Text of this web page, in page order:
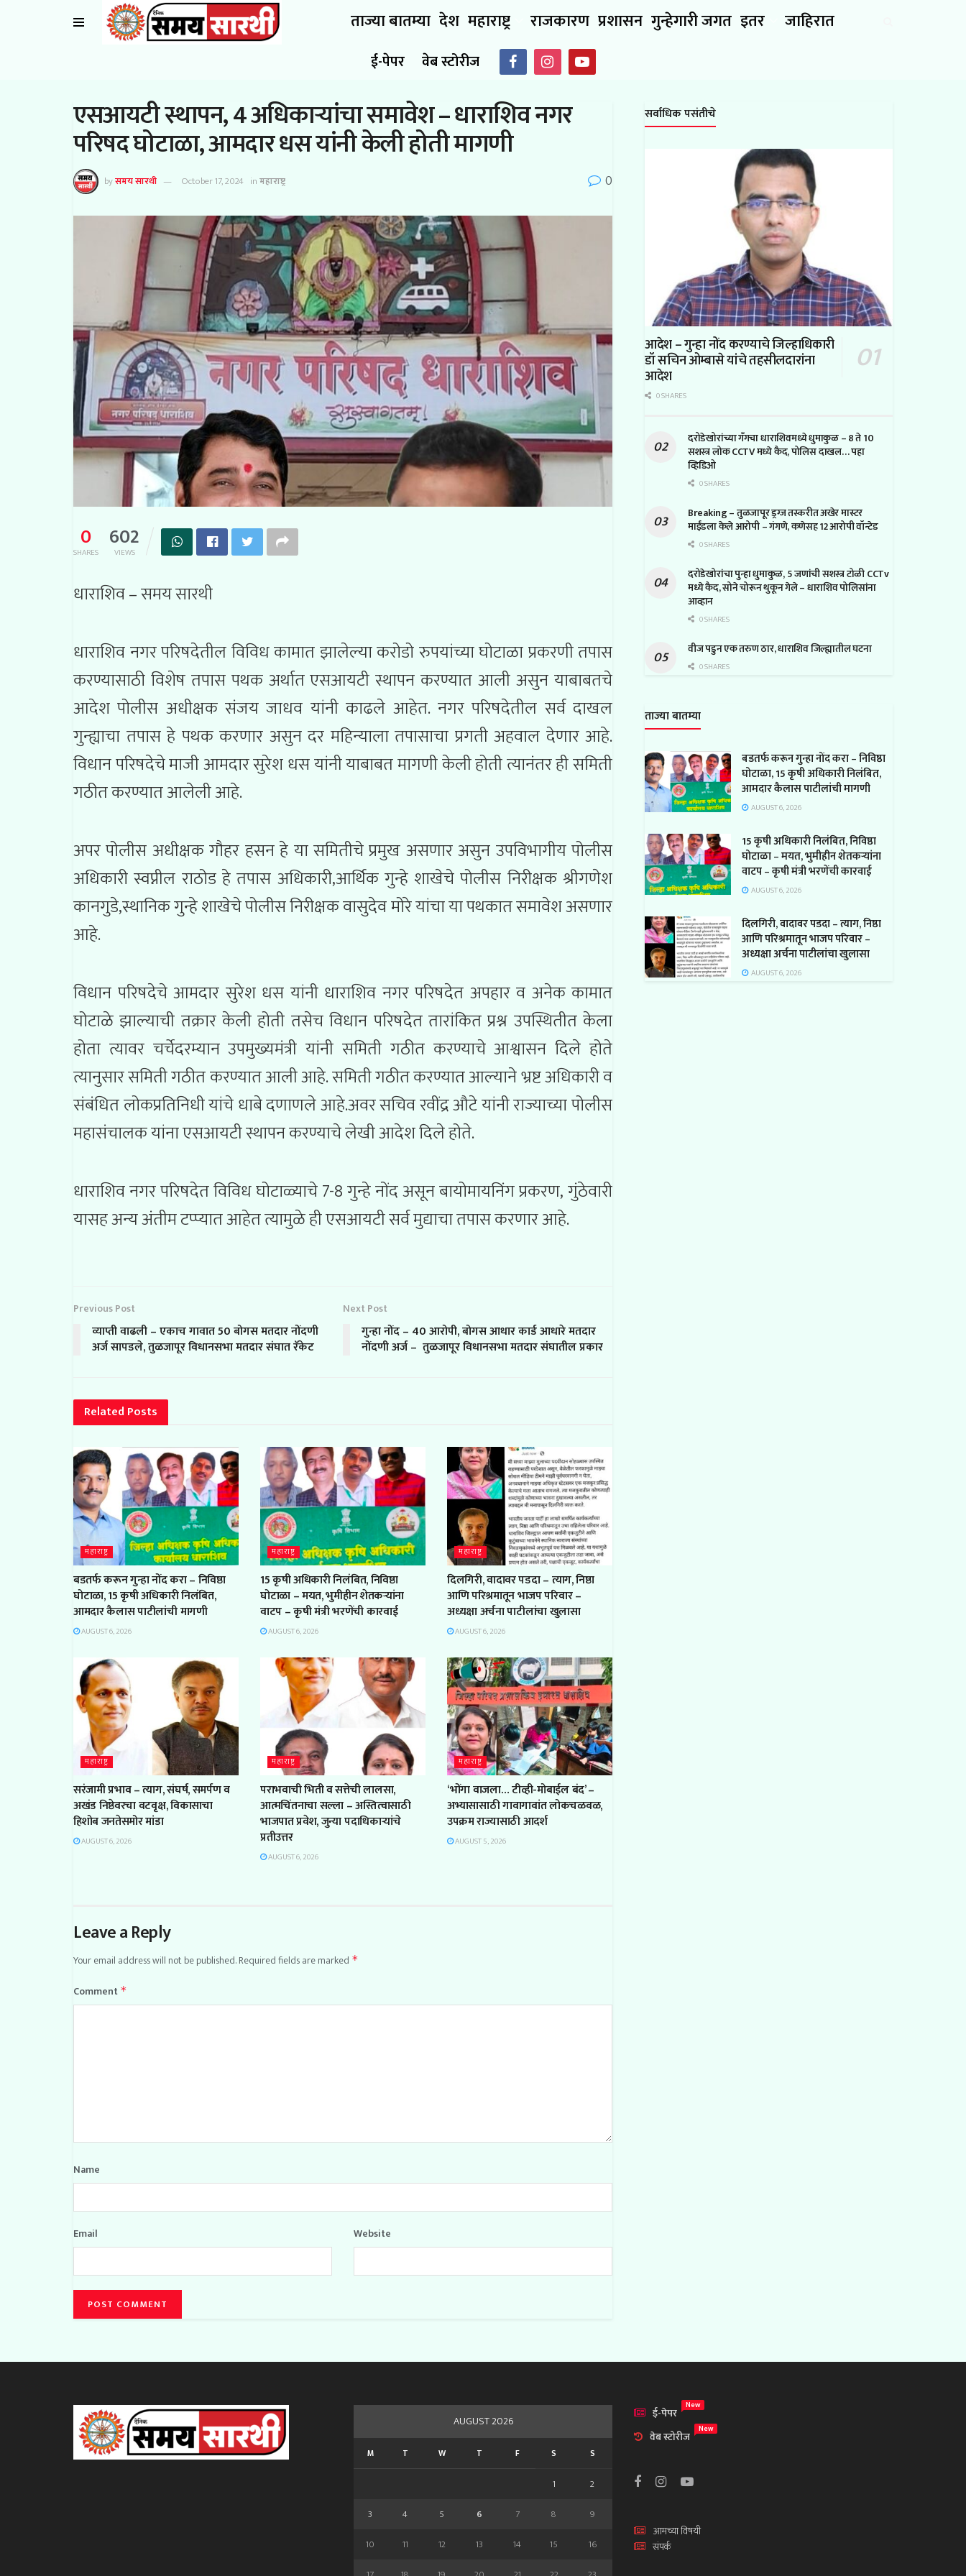
ताज्या बातम्या देश महाराष्ट्र राजकारण प्रशासन गुन्हेगारी जगत इतर जाहिरात
ई-पेपर वेब स्टोरीज
एसआयटी स्थापन, 4 अधिकाऱ्यांचा समावेश – धाराशिव नगर
परिषद घोटाळा, आमदार धस यांनी केली होती मागणी
byसमय सारथी October 17, 2024 inमहाराष्ट्र 0
0
SHARES 602
VIEWS
धाराशिव – समय सारथी
धाराशिव नगर परिषदेतील विविध कामात झालेल्या करोडो रुपयांच्या घोटाळा प्रकरणी तपास
करण्यासाठी विशेष तपास पथक अर्थात एसआयटी स्थापन करण्यात आली असुन याबाबतचे
आदेश पोलीस अधीक्षक संजय जाधव यांनी काढले आहेत. नगर परिषदेतील सर्व दाखल
गुन्ह्याचा तपास हे पथक करणार असुन दर महिन्याला तपासाचा प्रगती अहवाल देणार आहे.
विधान परिषदेचे माजी आमदार सुरेश धस यांनी याबाबत मागणी केली होती त्यानंतर ही समिती
गठीत करण्यात आलेली आहे.
अपर पोलीस अधीक्षक गौहर हसन हे या समितीचे प्रमुख असणार असुन उपविभागीय पोलीस
अधिकारी स्वप्नील राठोड हे तपास अधिकारी,आर्थिक गुन्हे शाखेचे पोलीस निरीक्षक श्रीगणेश
कानगुडे,स्थानिक गुन्हे शाखेचे पोलीस निरीक्षक वासुदेव मोरे यांचा या पथकात समावेश असणार
आहे.
विधान परिषदेचे आमदार सुरेश धस यांनी धाराशिव नगर परिषदेत अपहार व अनेक कामात
घोटाळे झाल्याची तक्रार केली होती तसेच विधान परिषदेत तारांकित प्रश्न उपस्थितीत केला
होता त्यावर चर्चेदरम्यान उपमुख्यमंत्री यांनी समिती गठीत करण्याचे आश्वासन दिले होते
त्यानुसार समिती गठीत करण्यात आली आहे. समिती गठीत करण्यात आल्याने भ्रष्ट अधिकारी व
संबंधित लोकप्रतिनिधी यांचे धाबे दणाणले आहे.अवर सचिव रवींद्र औटे यांनी राज्याच्या पोलीस
महासंचालक यांना एसआयटी स्थापन करण्याचे लेखी आदेश दिले होते.
धाराशिव नगर परिषदेत विविध घोटाळ्याचे 7-8 गुन्हे नोंद असून बायोमायनिंग प्रकरण, गुंठेवारी
यासह अन्य अंतीम टप्प्यात आहेत त्यामुळे ही एसआयटी सर्व मुद्याचा तपास करणार आहे.
Previous Post
व्याप्ती वाढली – एकाच गावात 50 बोगस मतदार नोंदणी
अर्ज सापडले, तुळजापूर विधानसभा मतदार संघात रॅकेट
Next Post
गुन्हा नोंद – 40 आरोपी, बोगस आधार कार्ड आधारे मतदार
नोंदणी अर्ज – तुळजापूर विधानसभा मतदार संघातील प्रकार
Related Posts
महाराष्ट्र
बडतर्फ करून गुन्हा नोंद करा – निविष्ठा
घोटाळा, 15 कृषी अधिकारी निलंबित,
आमदार कैलास पाटीलांची मागणी
AUGUST 6, 2026
महाराष्ट्र
15 कृषी अधिकारी निलंबित, निविष्ठा
घोटाळा – मयत, भुमीहीन शेतकऱ्यांना
वाटप – कृषी मंत्री भरणेंची कारवाई
AUGUST 6, 2026
महाराष्ट्र
दिलगिरी, वादावर पडदा – त्याग, निष्ठा
आणि परिश्रमातून भाजप परिवार –
अध्यक्षा अर्चना पाटीलांचा खुलासा
AUGUST 6, 2026
महाराष्ट्र
सरंजामी प्रभाव – त्याग, संघर्ष, समर्पण व
अखंड निष्ठेवरचा वटवृक्ष, विकासाचा
हिशोब जनतेसमोर मांडा
AUGUST 6, 2026
महाराष्ट्र
पराभवाची भिती व सत्तेची लालसा,
आत्मचिंतनाचा सल्ला – अस्तित्वासाठी
भाजपात प्रवेश, जुन्या पदाधिकाऱ्यांचे
प्रतीउत्तर
AUGUST 6, 2026
महाराष्ट्र
‘भोंगा वाजला… टीव्ही-मोबाईल बंद’ –
अभ्यासासाठी गावागावांत लोकचळवळ,
उपक्रम राज्यासाठी आदर्श
AUGUST 5, 2026
Leave a Reply
Your email address will not be published.Required fields are marked *
Comment *
Name
Email Website
सर्वाधिक पसंतीचे
आदेश – गुन्हा नोंद करण्याचे जिल्हाधिकारी
डॉ सचिन ओम्बासे यांचे तहसीलदारांना
आदेश
0 SHARES
दरोडेखोरांच्या गँगचा धाराशिवमध्ये धुमाकुळ – 8 ते 10
सशस्त्र लोक CCTV मध्ये कैद, पोलिस दाखल… पहा
व्हिडिओ
0 SHARES
Breaking – तुळजापूर ड्रग्ज तस्करीत अखेर मास्टर
माईंडला केले आरोपी – गंगणे, कणेसह 12 आरोपी वॉन्टेड
0 SHARES
दरोडेखोरांचा पुन्हा धुमाकुळ, 5 जणांची सशस्त्र टोळी CCTv
मध्ये कैद, सोने चोरून थुकून गेले – धाराशिव पोलिसांना
आव्हान
0 SHARES
वीज पडुन एक तरुण ठार, धाराशिव जिल्ह्यातील घटना
0 SHARES
ताज्या बातम्या
बडतर्फ करून गुन्हा नोंद करा – निविष्ठा
घोटाळा, 15 कृषी अधिकारी निलंबित,
आमदार कैलास पाटीलांची मागणी
AUGUST 6, 2026
15 कृषी अधिकारी निलंबित, निविष्ठा
घोटाळा – मयत, भुमीहीन शेतकऱ्यांना
वाटप – कृषी मंत्री भरणेंची कारवाई
AUGUST 6, 2026
दिलगिरी, वादावर पडदा – त्याग, निष्ठा
आणि परिश्रमातून भाजप परिवार –
अध्यक्षा अर्चना पाटीलांचा खुलासा
AUGUST 6, 2026
AUGUST 2026
M T W T F S S
1
2
3
4 5 6 7 8
9
10
11 12 13 14 15
16
ई-पेपर New
वेब स्टोरीज New
आमच्या विषयी
संपर्क